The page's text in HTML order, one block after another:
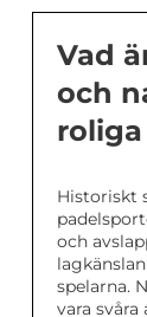
Vad
och
Historiskt
och
spelarna.
vara